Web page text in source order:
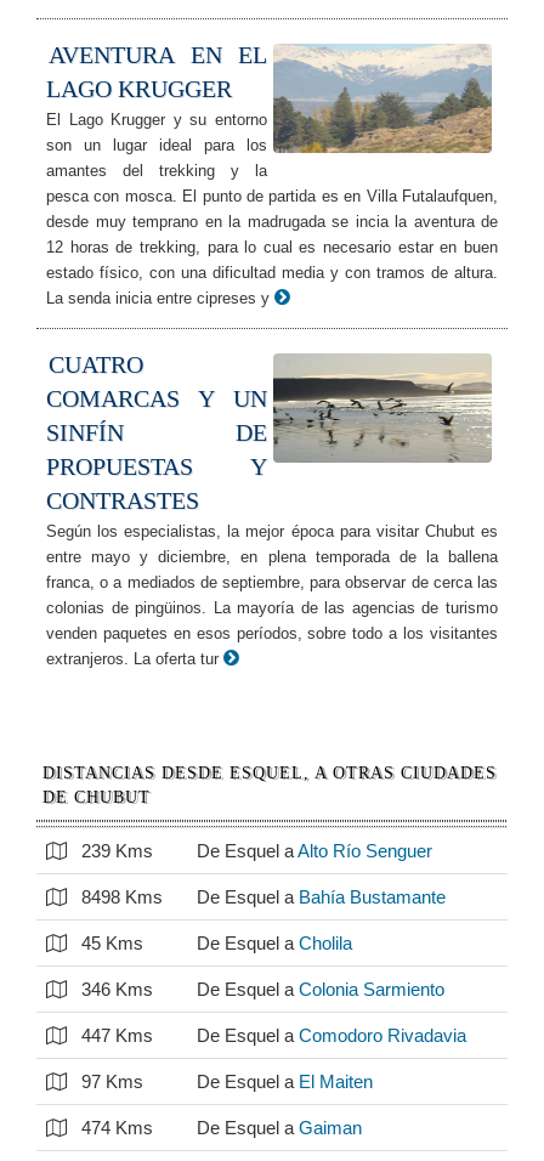
AVENTURA EN EL
LAGO KRUGGER
El Lago Krugger y su entorno
son un lugar ideal para los
amantes del trekking y la
pesca con mosca. El punto de partida es en Villa Futalaufquen,
desde muy temprano en la madrugada se incia la aventura de
12 horas de trekking, para lo cual es necesario estar en buen
estado físico, con una dificultad media y con tramos de altura.
La senda inicia entre cipreses y
CUATRO
COMARCAS Y UN
SINFÍN DE
PROPUESTAS Y
CONTRASTES
Según los especialistas, la mejor época para visitar Chubut es
entre mayo y diciembre, en plena temporada de la ballena
franca, o a mediados de septiembre, para observar de cerca las
colonias de pingüinos. La mayoría de las agencias de turismo
venden paquetes en esos períodos, sobre todo a los visitantes
extranjeros. La oferta tur
DISTANCIAS DESDE ESQUEL, A OTRAS CIUDADES
DE CHUBUT
239 Kms De Esquel aAlto Río Senguer
8498 Kms De Esquel a Bahía Bustamante
45 Kms De Esquel a Cholila
346 Kms De Esquel a Colonia Sarmiento
447 Kms De Esquel a Comodoro Rivadavia
97 Kms De Esquel a El Maiten
474 Kms De Esquel a Gaiman